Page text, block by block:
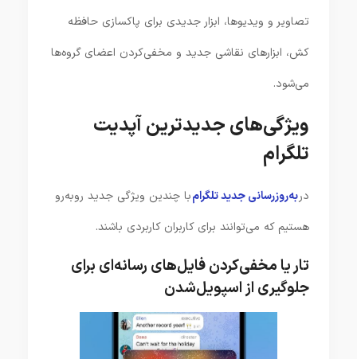
تصاویر و ویدیوها، ابزار جدیدی برای پاکسازی حافظه
کش، ابزارهای نقاشی جدید و مخفی‌کردن اعضای گروه‌ها
می‌شود.
ویژگی‌های جدیدترین آپدیت
تلگرام
دربه‌روزرسانی جدید تلگرامبا چندین ویژگی جدید روبه‌رو
هستیم که می‌توانند برای کاربران کاربردی باشند.
تار یا مخفی‌کردن فایل‌های رسانه‌ای برای
جلوگیری از اسپویل‌شدن